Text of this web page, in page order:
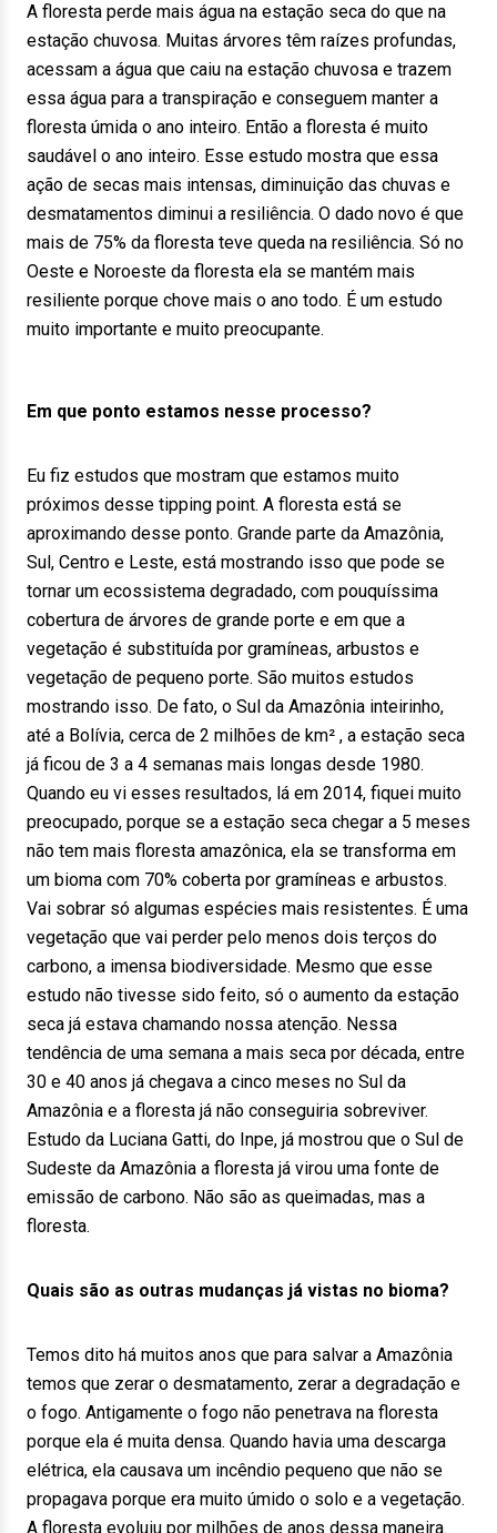
A floresta perde mais água na estação seca do que na
estação chuvosa. Muitas árvores têm raízes profundas,
acessam a água que caiu na estação chuvosa e trazem
essa água para a transpiração e conseguem manter a
floresta úmida o ano inteiro. Então a floresta é muito
saudável o ano inteiro. Esse estudo mostra que essa
ação de secas mais intensas, diminuição das chuvas e
desmatamentos diminui a resiliência. O dado novo é que
mais de 75% da floresta teve queda na resiliência. Só no
Oeste e Noroeste da floresta ela se mantém mais
resiliente porque chove mais o ano todo. É um estudo
muito importante e muito preocupante.
Em que ponto estamos nesse processo?
Eu fiz estudos que mostram que estamos muito
próximos desse tipping point. A floresta está se
aproximando desse ponto. Grande parte da Amazônia,
Sul, Centro e Leste, está mostrando isso que pode se
tornar um ecossistema degradado, com pouquíssima
cobertura de árvores de grande porte e em que a
vegetação é substituída por gramíneas, arbustos e
vegetação de pequeno porte. São muitos estudos
mostrando isso. De fato, o Sul da Amazônia inteirinho,
até a Bolívia, cerca de 2 milhões de km² , a estação seca
já ficou de 3 a 4 semanas mais longas desde 1980.
Quando eu vi esses resultados, lá em 2014, fiquei muito
preocupado, porque se a estação seca chegar a 5 meses
não tem mais floresta amazônica, ela se transforma em
um bioma com 70% coberta por gramíneas e arbustos.
Vai sobrar só algumas espécies mais resistentes. É uma
vegetação que vai perder pelo menos dois terços do
carbono, a imensa biodiversidade. Mesmo que esse
estudo não tivesse sido feito, só o aumento da estação
seca já estava chamando nossa atenção. Nessa
tendência de uma semana a mais seca por década, entre
30 e 40 anos já chegava a cinco meses no Sul da
Amazônia e a floresta já não conseguiria sobreviver.
Estudo da Luciana Gatti, do Inpe, já mostrou que o Sul de
Sudeste da Amazônia a floresta já virou uma fonte de
emissão de carbono. Não são as queimadas, mas a
floresta.
Quais são as outras mudanças já vistas no bioma?
Temos dito há muitos anos que para salvar a Amazônia
temos que zerar o desmatamento, zerar a degradação e
o fogo. Antigamente o fogo não penetrava na floresta
porque ela é muita densa. Quando havia uma descarga
elétrica, ela causava um incêndio pequeno que não se
propagava porque era muito úmido o solo e a vegetação.
A floresta evoluiu por milhões de anos dessa maneira.